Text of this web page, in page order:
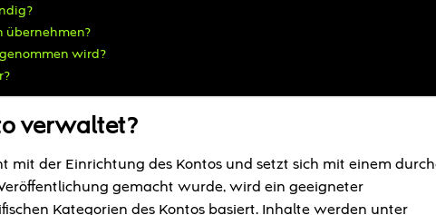
übernehmen?
wird?
verwaltet?
mit der Einrichtung des Kontos und setzt sich mit einem
gemacht wurde, wird ein geeigneter
Kategorien des Kontos basiert. Inhalte werden unter